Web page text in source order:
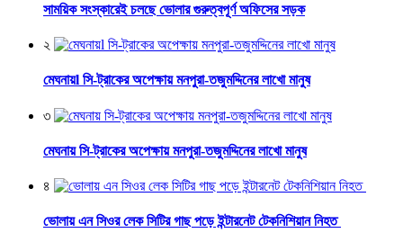
সাময়িক সংস্কারেই চলছে ভোলার গুরুত্বপূর্ণ অফিসের সড়ক
২
মেঘনায়l সি-ট্রাকের অপেক্ষায় মনপুরা-তজুমদ্দিনের লাখো মানুষ
৩
মেঘনায় সি-ট্রাকের অপেক্ষায় মনপুরা-তজুমদ্দিনের লাখো মানুষ
৪
ভোলায় এন সিওর লেক সিটির গাছ পড়ে ইন্টারনেট টেকনিশিয়ান নিহত